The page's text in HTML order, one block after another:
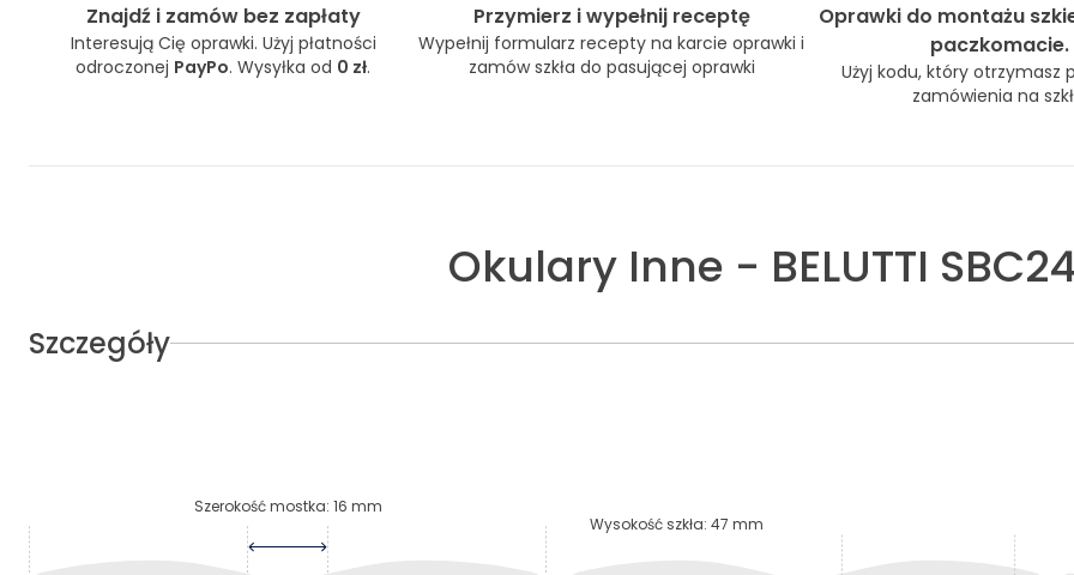
Znajdź i zamów bez zapłaty
Interesują Cię oprawki. Użyj płatności
odroczonej PayPo. Wysyłka od 0 zł.
Przymierz i wypełnij receptę
Wypełnij formularz recepty na karcie oprawki i
zamów szkła do pasującej oprawki
Oprawki do montażu
paczkomacie.
Użyj kodu, który otrzymasz
zamówienia na
Okulary Inne - BELUTTI
Szczegóły
Szerokość mostka: 16 mm
Wysokość szkła: 47 mm